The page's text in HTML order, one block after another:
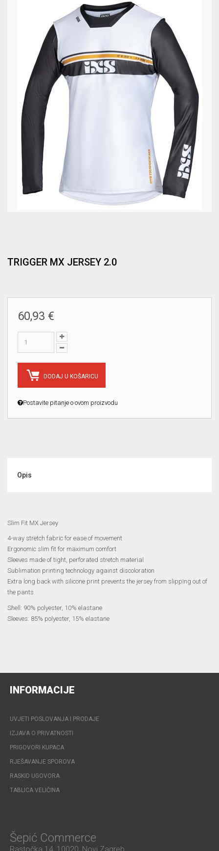
TRIGGER MX JERSEY 2.0
60,93 €
DODAJ U KOŠARICU
Postavite pitanje o ovom proizvodu
Opis
Slim Fit MX Jersey
4-way stretch fabric for ease of movement
Ergonomic slim fit for maximum comfort
Sleeves made of tight, perforated stretch material
Sublimation printing technology against discoloration
Extra long back with silicone print prevents the jersey from slipping out of
the pants
Shell: 90% polyester, 10% elastane
Sleeves: 85% polyester, 15% elastane
INFORMACIJE
UVJETI POSLOVANJA I PRODAJE
IZJAVA O PRIVATNOSTI
PRIGOVORI KUPACA
RJEŠAVANJE SPOROVA
RASKID UGOVORA
TABLICA VELIČINA
Šepić Commerce